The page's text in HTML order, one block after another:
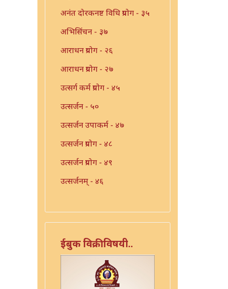
अनंत दोरकनष्ट विधि प्रयोग - ३५
अभिसिंचन - ३७
आराधन प्रयोग - २६
आराधन प्रयोग - २७
उत्सर्ग कर्म प्रयोग - ४५
उत्सर्जन - ५०
उत्सर्जन उपाकर्म - ४७
उत्सर्जन प्रयोग - ४८
उत्सर्जन प्रयोग - ४९
उत्सर्जनम् - ४६
उपाकर्म - ४३
उपाकर्म - ४४
एका याज्ञिकाच्या ग्रंथांची यादी -
ईबुक विक्रीविषयी..